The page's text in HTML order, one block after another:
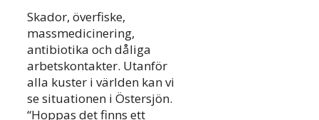
Skador, överfiske,
massmedicinering,
antibiotika och dåliga
arbetskontakter. Utanför
alla kuster i världen kan vi
se situationen i Östersjön.
“Hoppas det finns ett